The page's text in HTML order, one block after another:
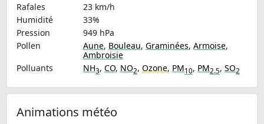
Rafales
23 km/h
Humidité
33%
Pression
949 hPa
Pollen
Aune, Bouleau, Graminées, Armoise,
Ambroisie
Polluants
NH3, CO, NO2, Ozone, PM10, PM2.5, SO2
Animations météo